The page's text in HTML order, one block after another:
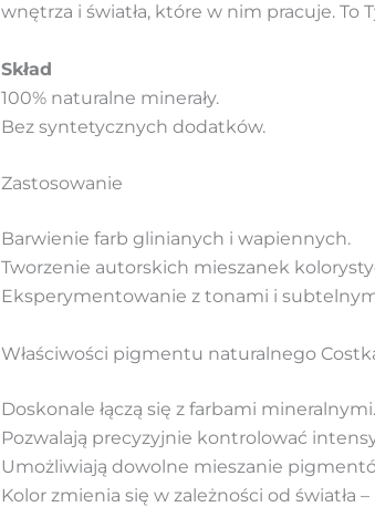
wnętrza i światła, które w nim pracuje. To
Skład
100% naturalne minerały.
Bez syntetycznych dodatków.
Zastosowanie
Barwienie farb glinianych i wapiennych.
Tworzenie autorskich mieszanek
Eksperymentowanie z tonami i
Właściwości pigmentu naturalnego
Doskonale łączą się z farbami mineralnymi.
Pozwalają precyzyjnie kontrolować
Umożliwiają dowolne mieszanie
Kolor zmienia się w zależności od